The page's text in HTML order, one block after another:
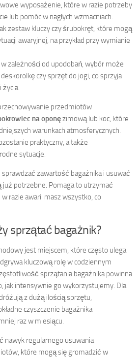
wyposażenie, które w razie potrzeby
lub pomóc w nagłych wzmacniach.
zestaw kluczy czy śrubokręt, które mogą
awaryjnej, na przykład przy wymianie
zależności od upodobań, wybór może
czy sprzęt do jogi, co sprzyja
przedmiotów
na oponęzimową lub koc, które
warunkach atmosferycznych.
praktyczny, a także
sytuacje.
sprawdzać zawartość bagażnika i usuwać
już potrzebne. Pomaga to utrzymać
w razie awarii masz wszystko, co
sprzątać bagażnik?
jest miejscem, które często ulega
kluczową rolę w codziennym
sprzątania bagażnika powinna
jak intensywnie go wykorzystujemy. Dla
z dużą ilością sprzętu,
czyszczenie bagażnika
raz w miesiącu.
nawyk regularnego usuwania
które mogą się gromadzić w